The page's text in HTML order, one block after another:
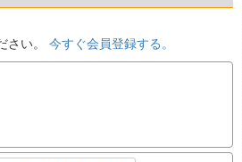
さい。 今すぐ会員登録する。